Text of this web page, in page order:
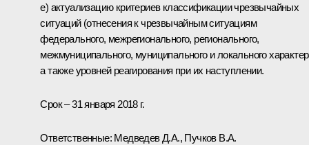
е) актуализацию критериев классификации чрезвычайных
ситуаций (отнесения к чрезвычайным ситуациям
федерального, межрегионального, регионального,
межмуниципального, муниципального и локального
а также уровней реагирования при их наступлении.
Срок – 31 января 2018 г.
Ответственные: Медведев Д.А., Пучков В.А.